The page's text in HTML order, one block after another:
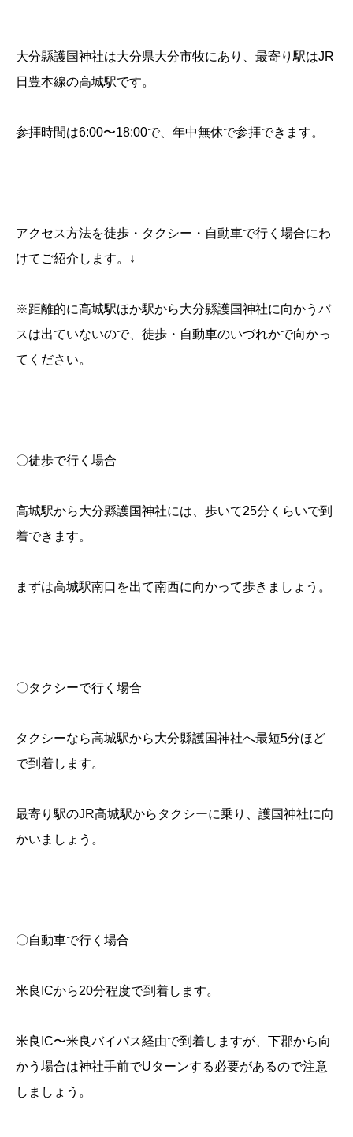
大分縣護国神社は大分県大分市牧にあり、最寄り駅はJR
日豊本線の高城駅です。
参拝時間は6:00〜18:00で、年中無休で参拝できます。
アクセス方法を徒歩・タクシー・自動車で行く場合にわ
けてご紹介します。↓
※距離的に高城駅ほか駅から大分縣護国神社に向かうバ
スは出ていないので、徒歩・自動車のいづれかで向かっ
てください。
〇徒歩で行く場合
高城駅から大分縣護国神社には、歩いて25分くらいで到
着できます。
まずは高城駅南口を出て南西に向かって歩きましょう。
〇タクシーで行く場合
タクシーなら高城駅から大分縣護国神社へ最短5分ほど
で到着します。
最寄り駅のJR高城駅からタクシーに乗り、護国神社に向
かいましょう。
〇自動車で行く場合
米良ICから20分程度で到着します。
米良IC〜米良バイパス経由で到着しますが、下郡から向
かう場合は神社手前でUターンする必要があるので注意
しましょう。